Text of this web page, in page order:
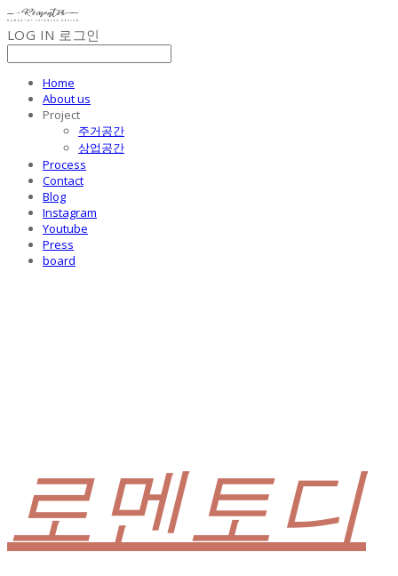
LOG IN 로그인
Home
About us
Project
주거공간
상업공간
Process
Contact
Blog
Instagram
Youtube
Press
board
로멘토디